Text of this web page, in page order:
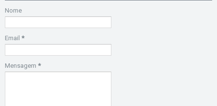
Nome
Email *
Mensagem *